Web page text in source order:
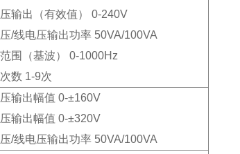
输出（有效值） 0-240V
/线电压输出功率 50VA/100VA
围（基波） 0-1000Hz
数 1-9次
输出幅值 0-±160V
输出幅值 0-±320V
/线电压输出功率 50VA/100VA